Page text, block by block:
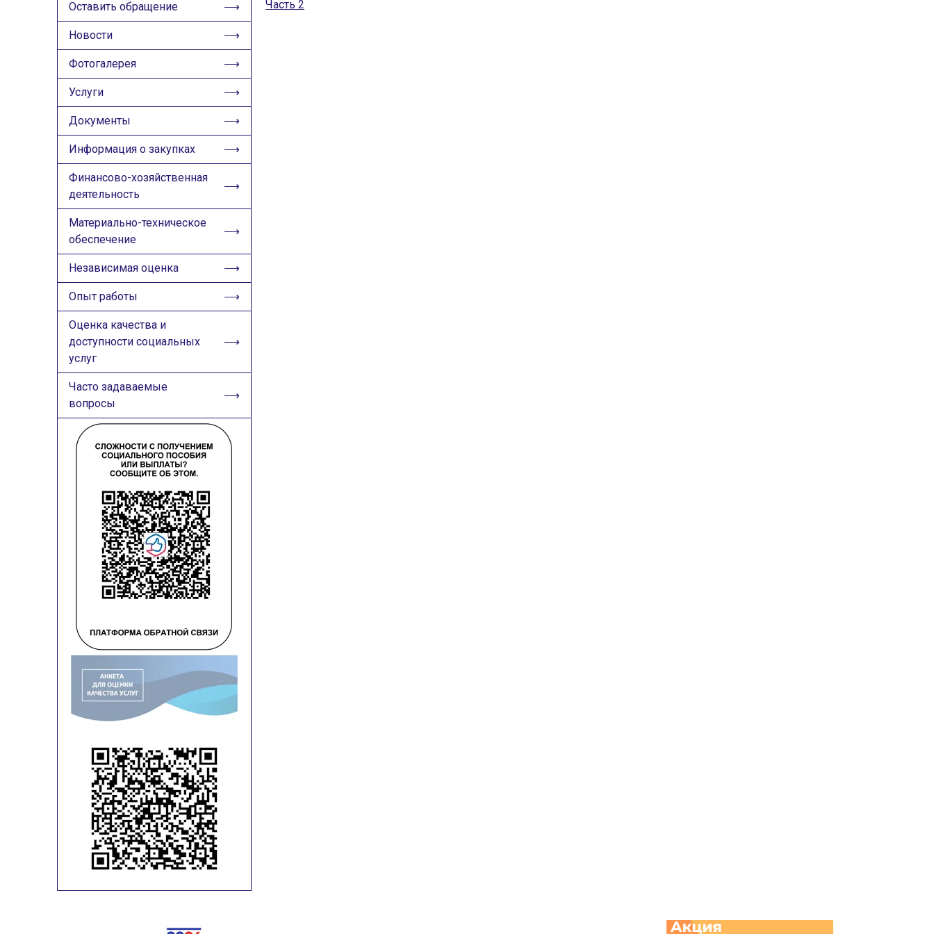
ИЗОБРАЖЕНИЯ
🔊 Включить озвучивание
Настройки по умолчанию
Настройки по умолчанию
Оставить обращение
Новости
Фотогалерея
Услуги
Документы
Информация о закупках
Финансово-хозяйственная
деятельность
Материально-техническое
обеспечение
Независимая оценка
Опыт работы
Оценка качества и
доступности социальных
услуг
Часто задаваемые
вопросы
Часть 2